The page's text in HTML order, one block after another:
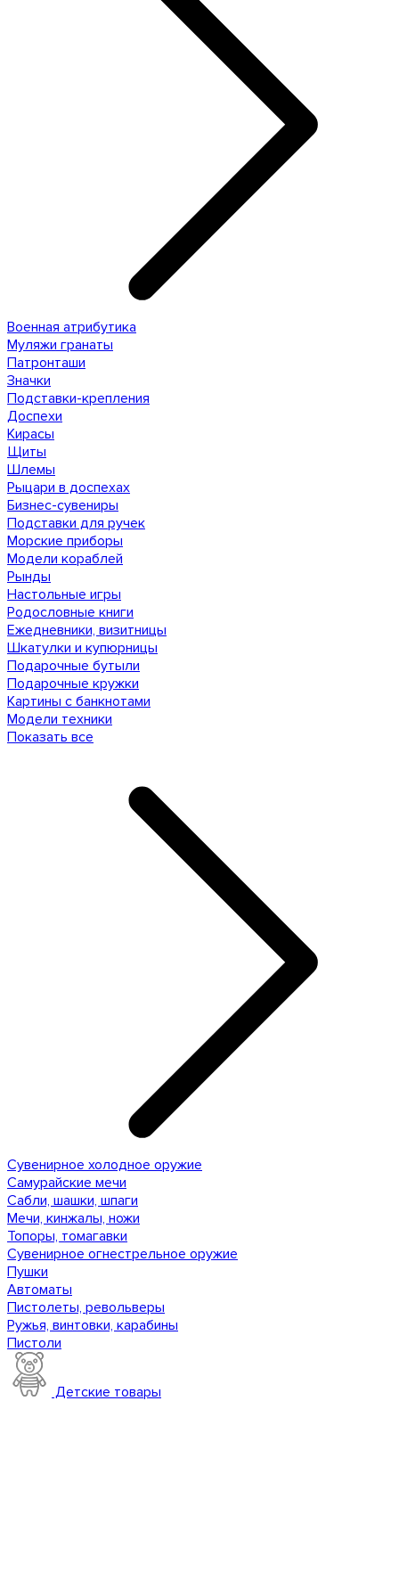
Военная атрибутика
Муляжи гранаты
Патронташи
Значки
Подставки-крепления
Доспехи
Кирасы
Щиты
Шлемы
Рыцари в доспехах
Бизнес-сувениры
Подставки для ручек
Морские приборы
Модели кораблей
Рынды
Настольные игры
Родословные книги
Ежедневники, визитницы
Шкатулки и купюрницы
Подарочные бутыли
Подарочные кружки
Картины с банкнотами
Модели техники
Показать все
Сувенирное холодное оружие
Самурайские мечи
Сабли, шашки, шпаги
Мечи, кинжалы, ножи
Топоры, томагавки
Сувенирное огнестрельное оружие
Пушки
Автоматы
Пистолеты, револьверы
Ружья, винтовки, карабины
Пистоли
Детские товары